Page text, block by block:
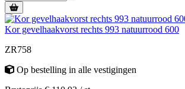
Kor gevelhaakvorst rechts 993 natuurrood 600
ZR758
Op bestelling in alle vestigingen